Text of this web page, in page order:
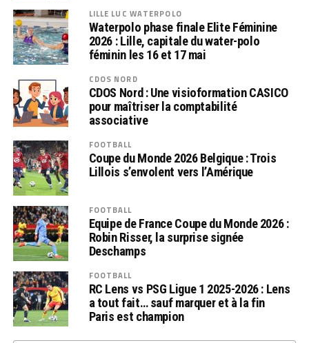
LILLE LUC WATERPOLO
Waterpolo phase finale Elite Féminine
2026 : Lille, capitale du water-polo
féminin les 16 et 17 mai
CDOS NORD
CDOS Nord : Une visioformation CASICO
pour maîtriser la comptabilité
associative
FOOTBALL
Coupe du Monde 2026 Belgique : Trois
Lillois s’envolent vers l’Amérique
FOOTBALL
Equipe de France Coupe du Monde 2026 :
Robin Risser, la surprise signée
Deschamps
FOOTBALL
RC Lens vs PSG Ligue 1 2025-2026 : Lens
a tout fait… sauf marquer et à la fin
Paris est champion